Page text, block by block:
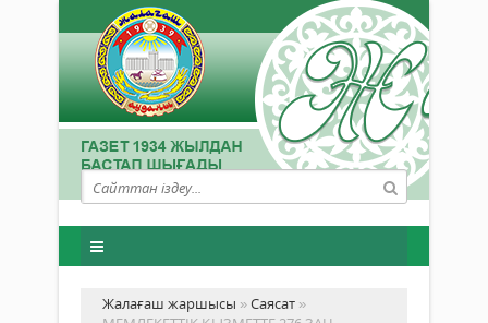
Жалағаш жаршысы »Саясат »